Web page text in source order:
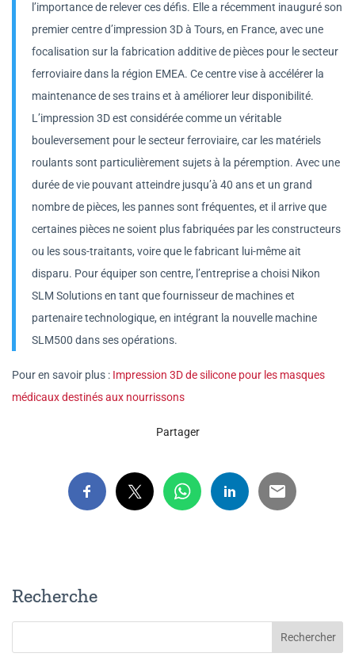
l’importance de relever ces défis. Elle a récemment inauguré son
premier centre d’impression 3D à Tours, en France, avec une
focalisation sur la fabrication additive de pièces pour le secteur
ferroviaire dans la région EMEA. Ce centre vise à accélérer la
maintenance de ses trains et à améliorer leur disponibilité.
L’impression 3D est considérée comme un véritable
bouleversement pour le secteur ferroviaire, car les matériels
roulants sont particulièrement sujets à la péremption. Avec une
durée de vie pouvant atteindre jusqu’à 40 ans et un grand
nombre de pièces, les pannes sont fréquentes, et il arrive que
certaines pièces ne soient plus fabriquées par les constructeurs
ou les sous-traitants, voire que le fabricant lui-même ait
disparu. Pour équiper son centre, l’entreprise a choisi Nikon
SLM Solutions en tant que fournisseur de machines et
partenaire technologique, en intégrant la nouvelle machine
SLM500 dans ses opérations.
Pour en savoir plus : Impression 3D de silicone pour les masques
médicaux destinés aux nourrissons
Partager
Recherche